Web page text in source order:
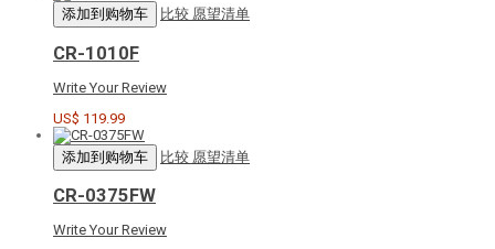
添加到购物车 比较 愿望清单
CR-1010F
Write Your Review
US$ 119.99
添加到购物车 比较 愿望清单
CR-0375FW
Write Your Review